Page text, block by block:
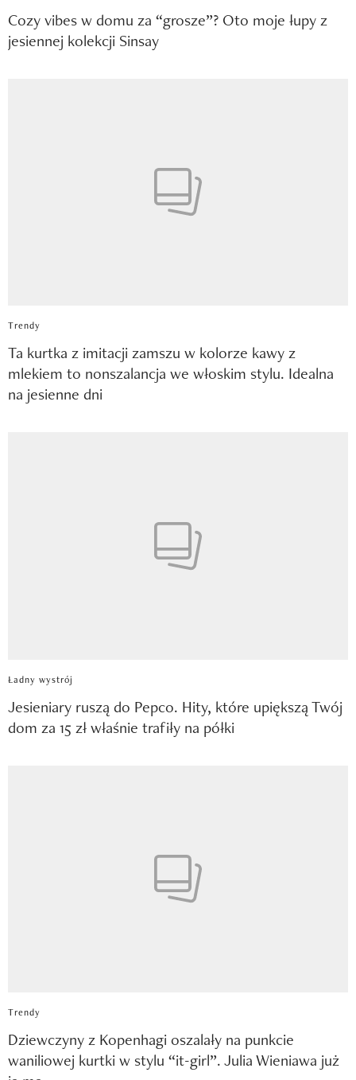
Cozy vibes w domu za “grosze”? Oto moje łupy z
jesiennej kolekcji Sinsay
Trendy
Ta kurtka z imitacji zamszu w kolorze kawy z
mlekiem to nonszalancja we włoskim stylu. Idealna
na jesienne dni
Ładny wystrój
Jesieniary ruszą do Pepco. Hity, które upiększą Twój
dom za 15 zł właśnie trafiły na półki
Trendy
Dziewczyny z Kopenhagi oszalały na punkcie
waniliowej kurtki w stylu “it-girl”. Julia Wieniawa już